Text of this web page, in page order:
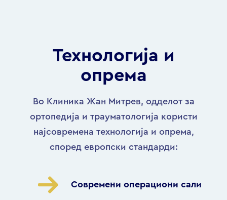
Технологија и
опрема
Во Клиника Жан Митрев, одделот за
ортопедија и трауматологија користи
најсовремена технологија и опрема,
според европски стандарди:
Современи операциони сали